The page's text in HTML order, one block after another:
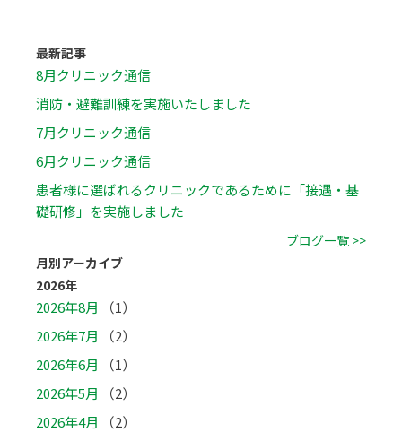
最新記事
8月クリニック通信
消防・避難訓練を実施いたしました
7月クリニック通信
6月クリニック通信
患者様に選ばれるクリニックであるために「接遇・基
礎研修」を実施しました
ブログ一覧 >>
月別アーカイブ
2026年
2026年8月
（1）
2026年7月
（2）
2026年6月
（1）
2026年5月
（2）
2026年4月
（2）